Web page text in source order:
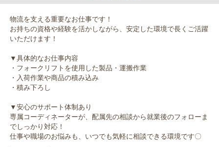
物流を支える重要なお仕事です！
お持ちの資格や経験を活かしながら、安定した環境で長くご活躍
いただけます！
▼具体的なお仕事内容
・フォークリフトを使用した製品・運搬作業
・入荷作業や商品の積み込み
・積み下ろし
▼安心のサポート体制あり
専属コーディネーターが、配属先の相談から就業後のフォローま
でしっかり対応！
仕事や職場のお悩みも、いつでも気軽に相談できる環境です〇